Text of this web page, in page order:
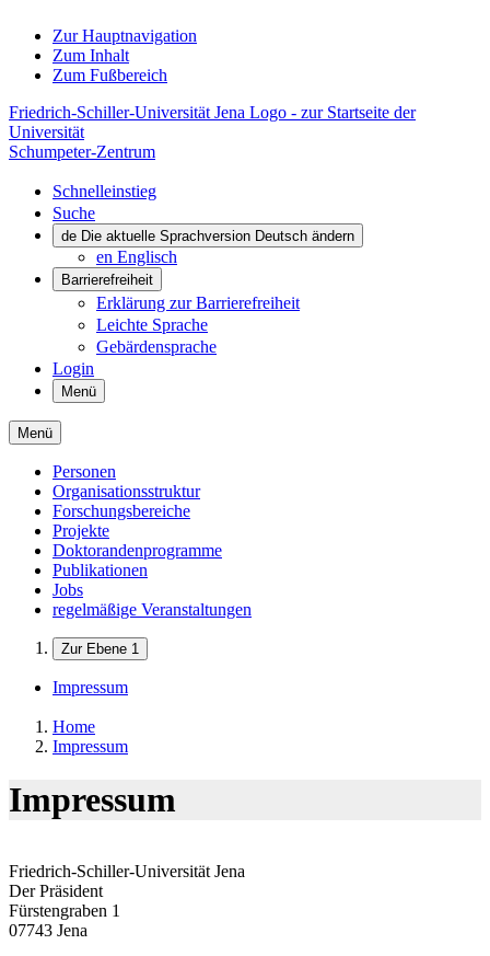
Zur Hauptnavigation
Zum Inhalt
Zum Fußbereich
Friedrich-Schiller-Universität Jena Logo - zur Startseite der
Universität
Schumpeter-Zentrum
Schnelleinstieg
Suche
de Die aktuelle Sprachversion Deutsch ändern
en Englisch
Barrierefreiheit
Erklärung zur Barrierefreiheit
Leichte Sprache
Gebärdensprache
Login
Menü
Menü
Personen
Organisationsstruktur
Forschungsbereiche
Projekte
Doktorandenprogramme
Publikationen
Jobs
regelmäßige Veranstaltungen
Zur Ebene 1
Impressum
Home
Impressum
Impressum
Friedrich-Schiller-Universität Jena
Der Präsident
Fürstengraben 1
07743 Jena